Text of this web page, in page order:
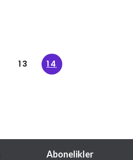
13 14
Abonelikler